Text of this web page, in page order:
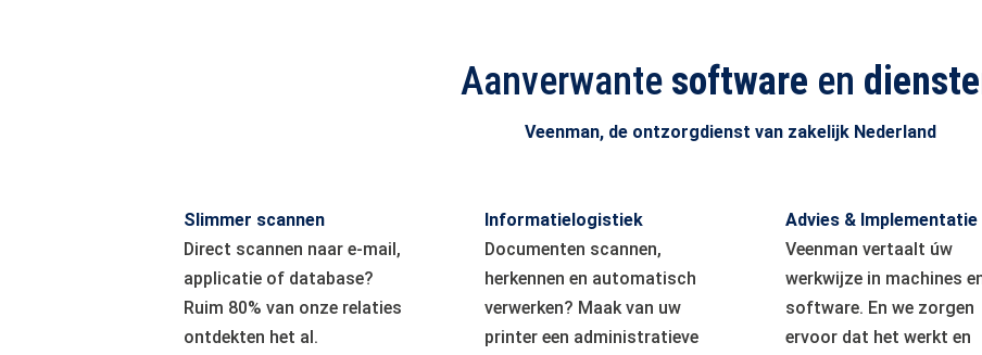
Aanverwante software en
Veenman, de ontzorgdienst van zakelijk Nederland
Slimmer scannen
Direct scannen naar e-mail,
applicatie of database?
Ruim 80% van onze relaties
ontdekten het al.
Informatielogistiek
Documenten scannen,
herkennen en automatisch
verwerken? Maak van uw
printer een administratieve
Advies & Implementatie
Veenman vertaalt úw
werkwijze in machines
software. En we zorgen
ervoor dat het werkt en